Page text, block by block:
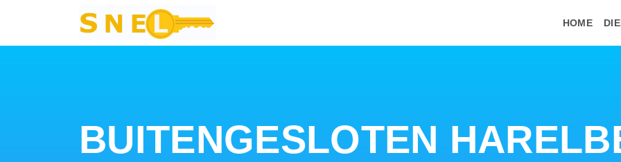
Hoofdnavigatie HOME
BUITENGESLOTEN